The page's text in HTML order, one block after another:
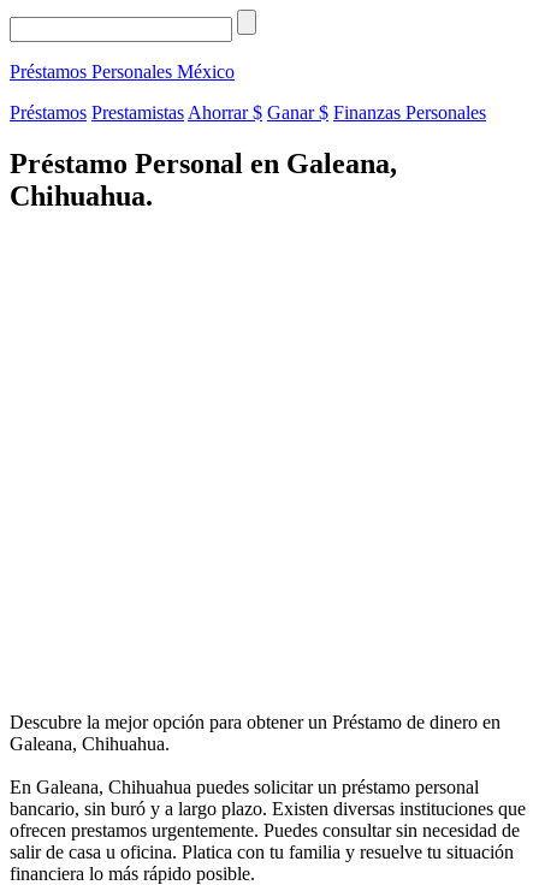
Préstamos Personales México
Préstamos Prestamistas Ahorrar $ Ganar $ Finanzas Personales
Préstamo Personal en Galeana,
Chihuahua.
Descubre la mejor opción para obtener un Préstamo de dinero en
Galeana, Chihuahua.
En Galeana, Chihuahua puedes solicitar un préstamo personal
bancario, sin buró y a largo plazo. Existen diversas instituciones que
ofrecen prestamos urgentemente. Puedes consultar sin necesidad de
salir de casa u oficina. Platica con tu familia y resuelve tu situación
financiera lo más rápido posible.